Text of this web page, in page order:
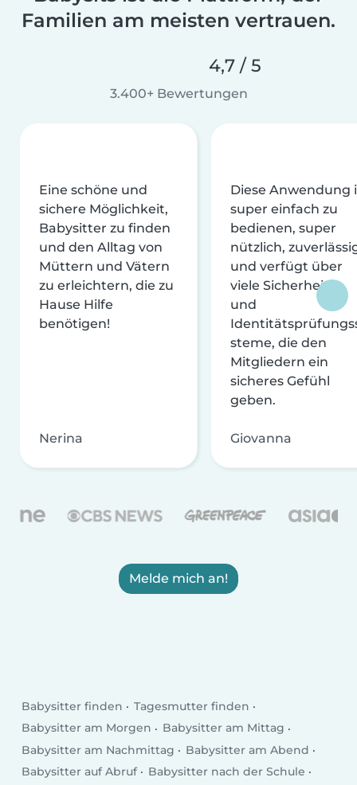
Familien am meisten vertrauen.
4,7 / 5
3.400+ Bewertungen
Eine schöne und
sichere Möglichkeit,
Babysitter zu finden
und den Alltag von
Müttern und Vätern
zu erleichtern, die zu
Hause Hilfe
benötigen!
Nerina
Diese Anwendung
super einfach zu
bedienen, super
nützlich,
und verfügt über
viele Sicherheits-
und
steme, die den
Mitgliedern ein
sicheres Gefühl
geben.
Giovanna
Melde mich an!
Babysitter finden
Tagesmutter finden
Babysitter am Morgen
Babysitter am Mittag
Babysitter am Nachmittag
Babysitter am Abend
Babysitter auf Abruf
Babysitter nach der Schule